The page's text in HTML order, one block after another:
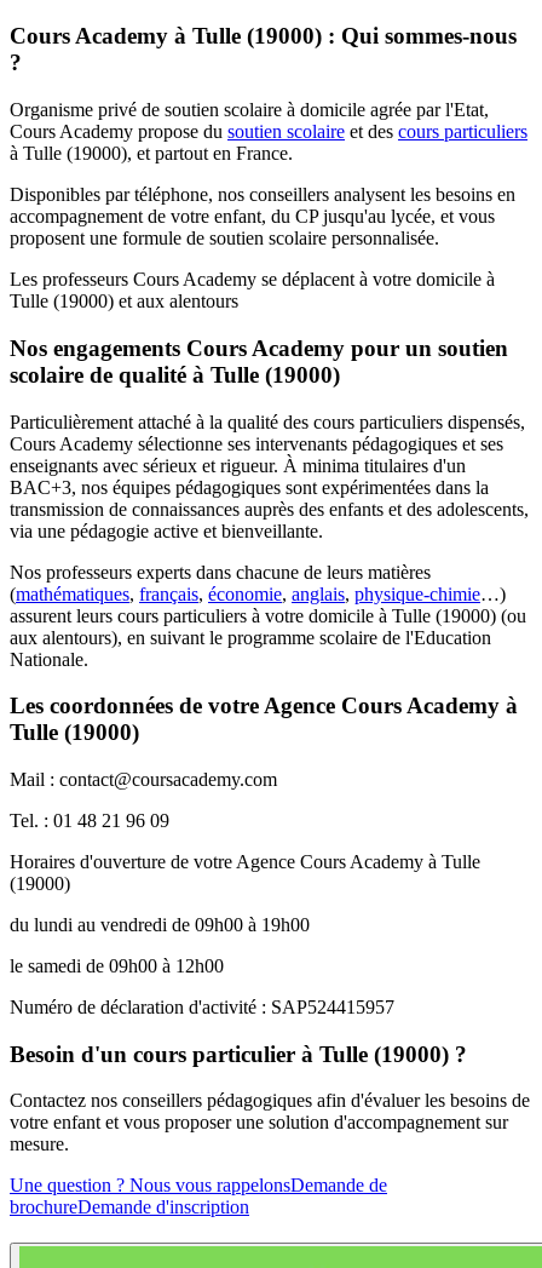
Cours Academy à Tulle (19000) : Qui sommes-nous
?
Organisme privé de soutien scolaire à domicile agrée par l'Etat,
Cours Academy propose du soutien scolaire et des cours particuliers
à Tulle (19000), et partout en France.
Disponibles par téléphone, nos conseillers analysent les besoins en
accompagnement de votre enfant, du CP jusqu'au lycée, et vous
proposent une formule de soutien scolaire personnalisée.
Les professeurs Cours Academy se déplacent à votre domicile à
Tulle (19000) et aux alentours
Nos engagements Cours Academy pour un soutien
scolaire de qualité à Tulle (19000)
Particulièrement attaché à la qualité des cours particuliers dispensés,
Cours Academy sélectionne ses intervenants pédagogiques et ses
enseignants avec sérieux et rigueur. À minima titulaires d'un
BAC+3, nos équipes pédagogiques sont expérimentées dans la
transmission de connaissances auprès des enfants et des adolescents,
via une pédagogie active et bienveillante.
Nos professeurs experts dans chacune de leurs matières
(mathématiques, français, économie, anglais, physique-chimie…)
assurent leurs cours particuliers à votre domicile à Tulle (19000) (ou
aux alentours), en suivant le programme scolaire de l'Education
Nationale.
Les coordonnées de votre Agence Cours Academy à
Tulle (19000)
Mail : contact@coursacademy.com
Tel. : 01 48 21 96 09
Horaires d'ouverture de votre Agence Cours Academy à Tulle
(19000)
du lundi au vendredi de 09h00 à 19h00
le samedi de 09h00 à 12h00
Numéro de déclaration d'activité : SAP524415957
Besoin d'un cours particulier à Tulle (19000) ?
Contactez nos conseillers pédagogiques afin d'évaluer les besoins de
votre enfant et vous proposer une solution d'accompagnement sur
mesure.
Une question ? Nous vous rappelonsDemande de
brochureDemande d'inscription